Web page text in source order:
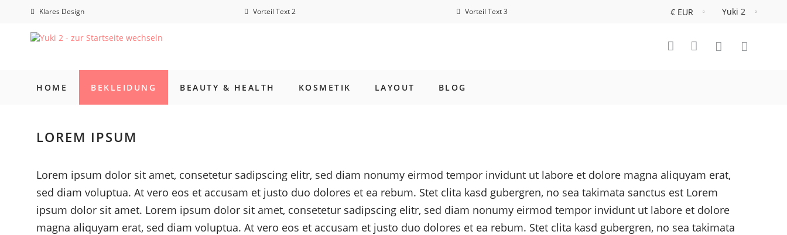
Klares Design Vorteil Text 2 Vorteil Text 3 Yuki 2
HOME BEKLEIDUNG BEAUTY & HEALTH KOSMETIK LAYOUT BLOG
LOREM IPSUM
Lorem ipsum dolor sit amet, consetetur sadipscing elitr, sed diam nonumy eirmod tempor invidunt ut labore et dolore magna aliquyam erat,
sed diam voluptua. At vero eos et accusam et justo duo dolores et ea rebum. Stet clita kasd gubergren, no sea takimata sanctus est Lorem
ipsum dolor sit amet. Lorem ipsum dolor sit amet, consetetur sadipscing elitr, sed diam nonumy eirmod tempor invidunt ut labore et dolore
magna aliquyam erat, sed diam voluptua. At vero eos et accusam et justo duo dolores et ea rebum. Stet clita kasd gubergren, no sea takimata